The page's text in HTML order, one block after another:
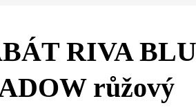
RIVA
růžový